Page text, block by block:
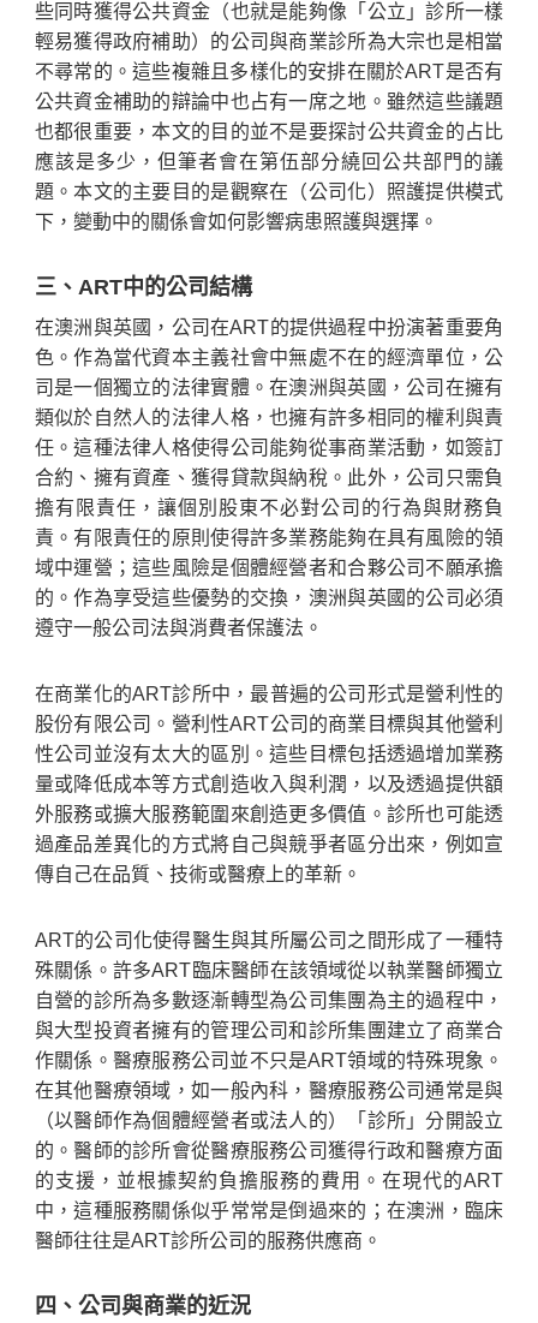
些同時獲得公共資金（也就是能夠像「公立」診所一樣
輕易獲得政府補助）的公司與商業診所為大宗也是相當
不尋常的。這些複雜且多樣化的安排在關於ART是否有
公共資金補助的辯論中也占有一席之地。雖然這些議題
也都很重要，本文的目的並不是要探討公共資金的占比
應該是多少，但筆者會在第伍部分繞回公共部門的議
題。本文的主要目的是觀察在（公司化）照護提供模式
下，變動中的關係會如何影響病患照護與選擇。
三、ART中的公司結構
在澳洲與英國，公司在ART的提供過程中扮演著重要角
色。作為當代資本主義社會中無處不在的經濟單位，公
司是一個獨立的法律實體。在澳洲與英國，公司在擁有
類似於自然人的法律人格，也擁有許多相同的權利與責
任。這種法律人格使得公司能夠從事商業活動，如簽訂
合約、擁有資產、獲得貸款與納稅。此外，公司只需負
擔有限責任，讓個別股東不必對公司的行為與財務負
責。有限責任的原則使得許多業務能夠在具有風險的領
域中運營；這些風險是個體經營者和合夥公司不願承擔
的。作為享受這些優勢的交換，澳洲與英國的公司必須
遵守一般公司法與消費者保護法。
在商業化的ART診所中，最普遍的公司形式是營利性的
股份有限公司。營利性ART公司的商業目標與其他營利
性公司並沒有太大的區別。這些目標包括透過增加業務
量或降低成本等方式創造收入與利潤，以及透過提供額
外服務或擴大服務範圍來創造更多價值。診所也可能透
過產品差異化的方式將自己與競爭者區分出來，例如宣
傳自己在品質、技術或醫療上的革新。
ART的公司化使得醫生與其所屬公司之間形成了一種特
殊關係。許多ART臨床醫師在該領域從以執業醫師獨立
自營的診所為多數逐漸轉型為公司集團為主的過程中，
與大型投資者擁有的管理公司和診所集團建立了商業合
作關係。醫療服務公司並不只是ART領域的特殊現象。
在其他醫療領域，如一般內科，醫療服務公司通常是與
（以醫師作為個體經營者或法人的）「診所」分開設立
的。醫師的診所會從醫療服務公司獲得行政和醫療方面
的支援，並根據契約負擔服務的費用。在現代的ART
中，這種服務關係似乎常常是倒過來的；在澳洲，臨床
醫師往往是ART診所公司的服務供應商。
四、公司與商業的近況